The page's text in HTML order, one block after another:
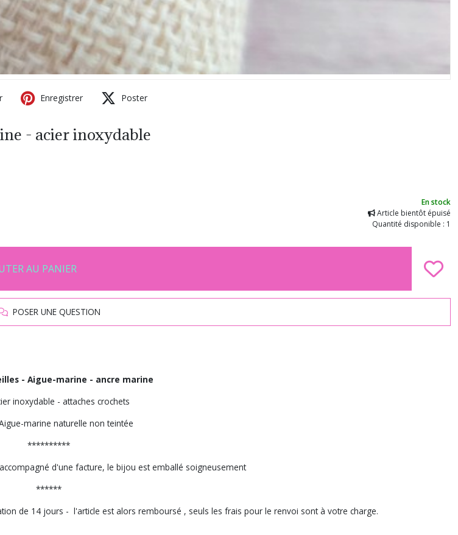
Enregistrer Poster
- acier inoxydable
En stock
Article bientôt épuisé
Quantité disponible : 1
AU PANIER
POSER UNE QUESTION
- Aigue-marine - ancre marine
inoxydable - attaches crochets
marine naturelle non teintée
**********
d'une facture, le bijou est emballé soigneusement
******
de 14 jours - l'article est alors remboursé , seuls les frais pour le renvoi sont à votre charge.